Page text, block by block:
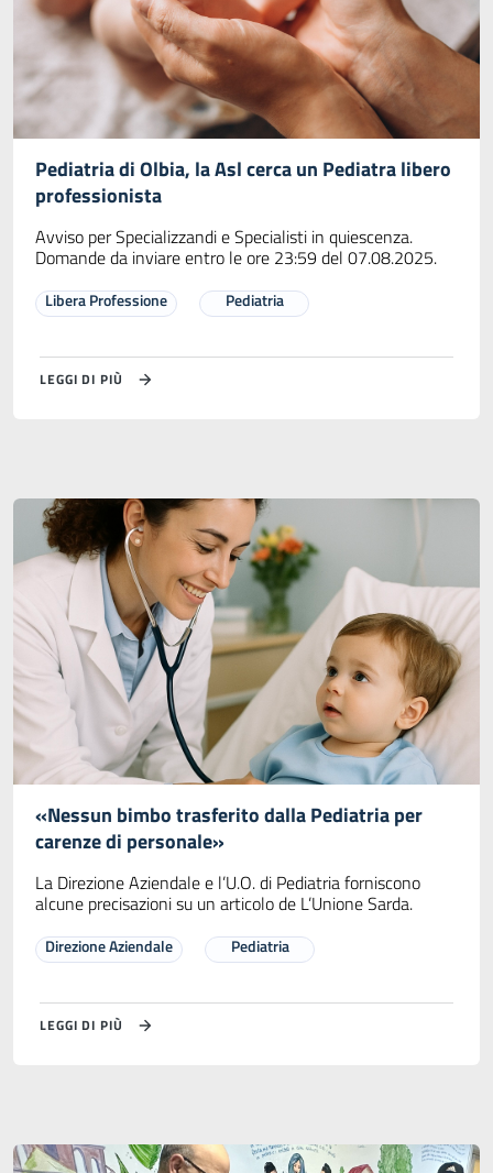
Pediatria di Olbia, la Asl cerca un Pediatra libero
professionista
Avviso per Specializzandi e Specialisti in quiescenza.
Domande da inviare entro le ore 23:59 del 07.08.2025.
Libera Professione Pediatria
LEGGI DI PIÙ
«Nessun bimbo trasferito dalla Pediatria per
carenze di personale»
La Direzione Aziendale e l’U.O. di Pediatria forniscono
alcune precisazioni su un articolo de L’Unione Sarda.
Direzione Aziendale Pediatria
LEGGI DI PIÙ